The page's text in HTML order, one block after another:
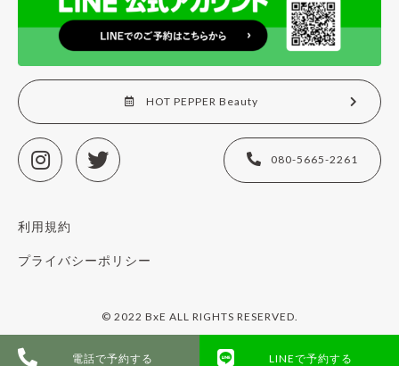
電話で予約する LINEで予約する
HOT PEPPER Beauty
080-5665-2261
利用規約
プライバシーポリシー
© 2022 BxE ALL RIGHTS RESERVED.